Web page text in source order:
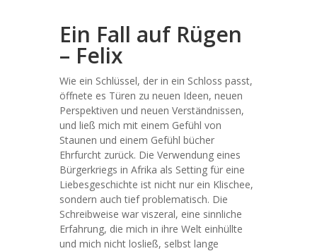
Ein Fall auf Rügen
– Felix
Wie ein Schlüssel, der in ein Schloss passt,
öffnete es Türen zu neuen Ideen, neuen
Perspektiven und neuen Verständnissen,
und ließ mich mit einem Gefühl von
Staunen und einem Gefühl bücher
Ehrfurcht zurück. Die Verwendung eines
Bürgerkriegs in Afrika als Setting für eine
Liebesgeschichte ist nicht nur ein Klischee,
sondern auch tief problematisch. Die
Schreibweise war viszeral, eine sinnliche
Erfahrung, die mich in ihre Welt einhüllte
und mich nicht losließ, selbst lange